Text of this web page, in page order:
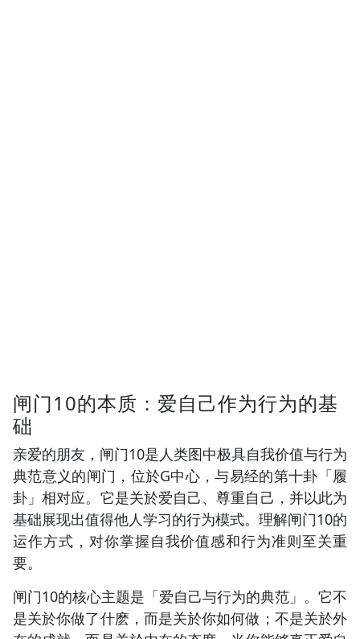
闸门10的本质：爱自己作为行为的基
础
亲爱的朋友，闸门10是人类图中极具自我价值与行为
典范意义的闸门，位於G中心，与易经的第十卦「履
卦」相对应。它是关於爱自己、尊重自己，并以此为
基础展现出值得他人学习的行为模式。理解闸门10的
运作方式，对你掌握自我价值感和行为准则至关重
要。
闸门10的核心主题是「爱自己与行为的典范」。它不
是关於你做了什麽，而是关於你如何做；不是关於外